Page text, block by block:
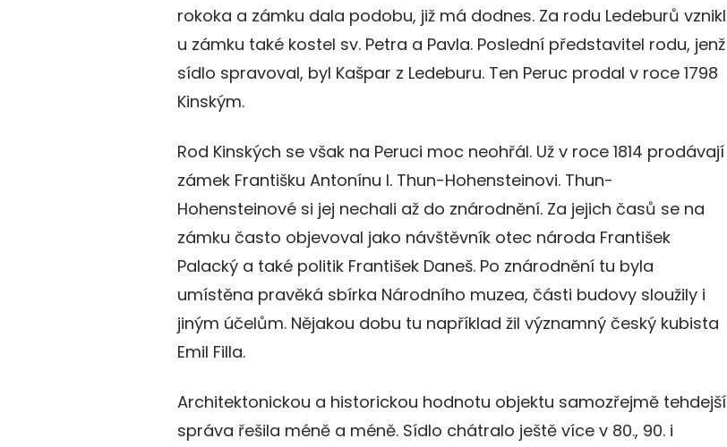
rokoka a zámku dala podobu, již má dodnes. Za rodu Ledeburů vznikl
u zámku také kostel sv. Petra a Pavla. Poslední představitel rodu, jenž
sídlo spravoval, byl Kašpar z Ledeburu. Ten Peruc prodal v roce 1798
Kinským.
Rod Kinských se však na Peruci moc neohřál. Už v roce 1814 prodávají
zámek Františku Antonínu I. Thun-Hohensteinovi. Thun-
Hohensteinové si jej nechali až do znárodnění. Za jejich časů se na
zámku často objevoval jako návštěvník otec národa František
Palacký a také politik František Daneš. Po znárodnění tu byla
umístěna pravěká sbírka Národního muzea, části budovy sloužily i
jiným účelům. Nějakou dobu tu například žil významný český kubista
Emil Filla.
Architektonickou a historickou hodnotu objektu samozřejmě tehdejší
správa řešila méně a méně. Sídlo chátralo ještě více v 80., 90. i